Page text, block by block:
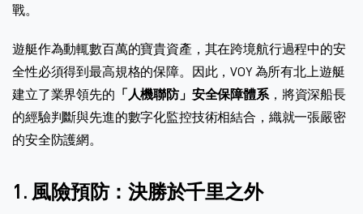
戰。
遊艇作為動輒數百萬的寶貴資產，其在跨境航行過程中的安
全性必須得到最高規格的保障。因此，VOY 為所有北上遊艇
建立了業界領先的 「人機聯防」安全保障體系，將資深船長
的經驗判斷與先進的數字化監控技術相結合，織就一張嚴密
的安全防護網。
1. 風險預防：決勝於千里之外